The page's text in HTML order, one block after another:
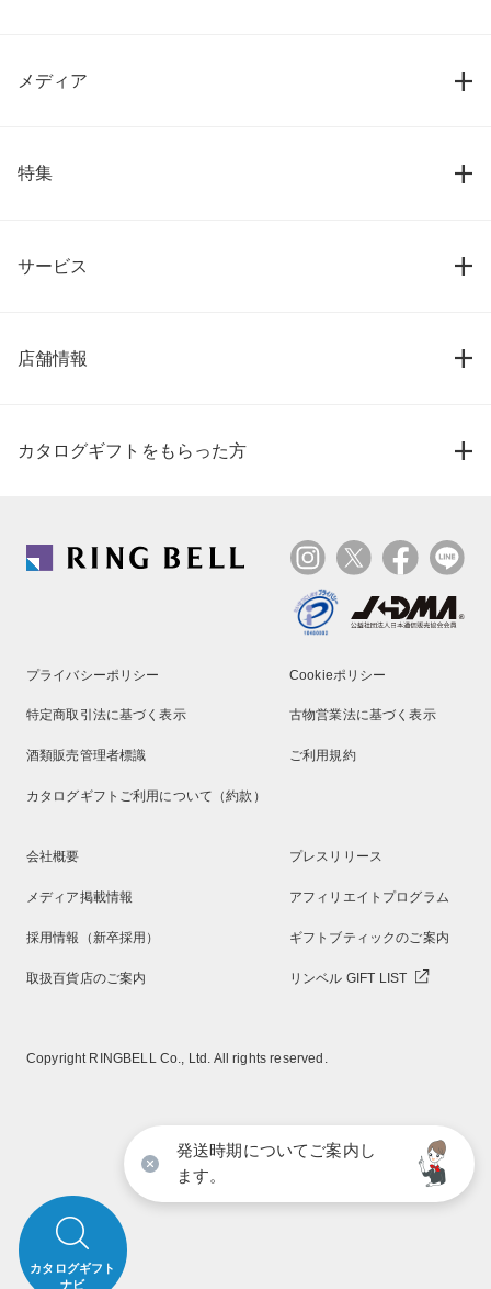
メディア
特集
サービス
店舗情報
カタログギフトをもらった方
プライバシーポリシー Cookieポリシー
特定商取引法に基づく表示 古物営業法に基づく表示
酒類販売管理者標識 ご利用規約
カタログギフトご利用について（約款）
会社概要 プレスリリース
メディア掲載情報 アフィリエイトプログラム
採用情報（新卒採用） ギフトブティックのご案内
取扱百貨店のご案内 リンベル GIFT LIST
Copyright RINGBELL Co., Ltd. All rights reserved.
カタログギフト
ナビ
発送時期についてご案内し
ます。